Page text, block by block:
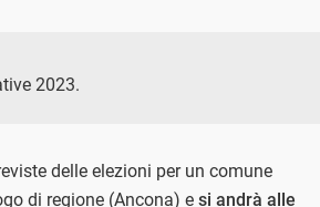
2023.
delle elezioni per un comune
di regione (Ancona) e si andrà alle